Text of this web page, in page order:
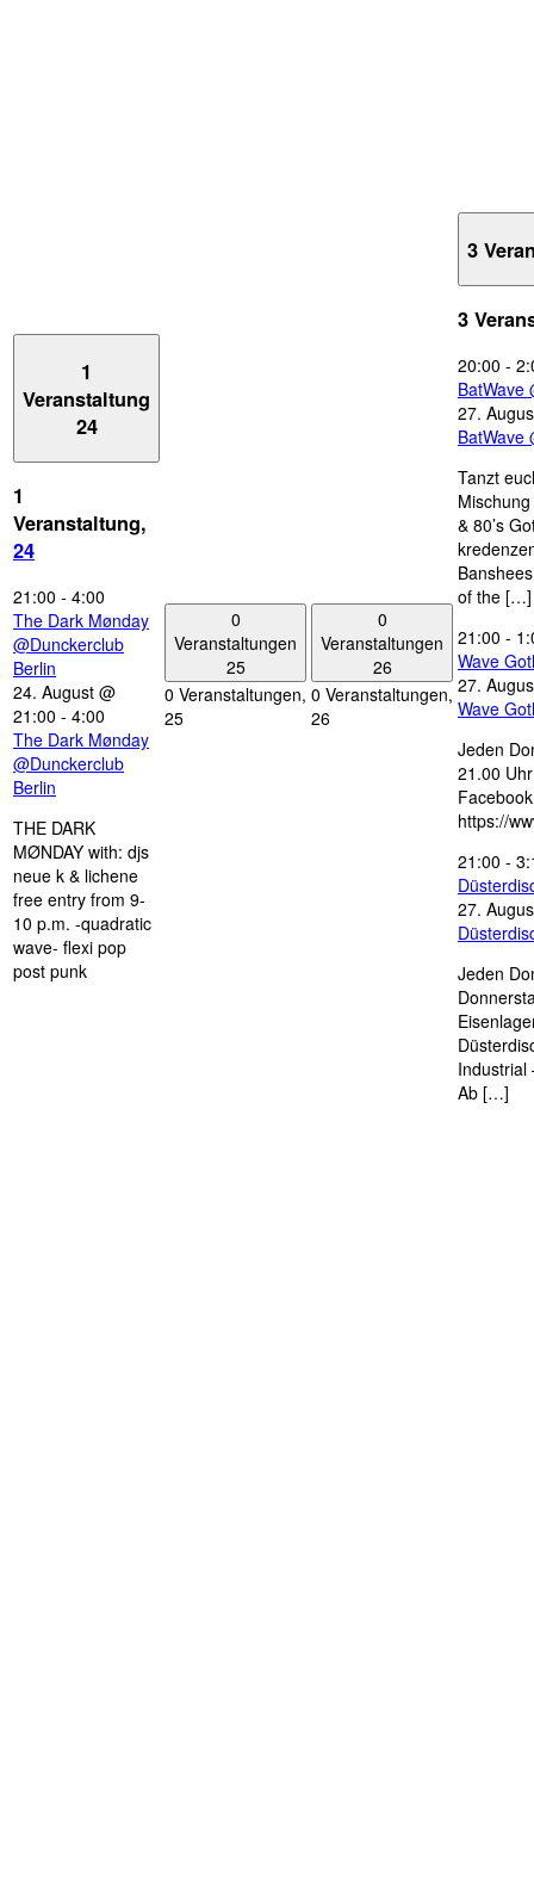
1
Veranstaltung
24
1
Veranstaltung,
24
21:00 - 4:00
The Dark Mønday
@Dunckerclub
Berlin
24. August @
21:00 - 4:00
The Dark Mønday
@Dunckerclub
Berlin
THE DARK
MØNDAY with: djs
neue k & lichene
free entry from 9-
10 p.m. -quadratic
wave- flexi pop
post punk
0
Veranstaltungen
25
0 Veranstaltungen,
25
0
Veranstaltungen
26
0 Veranstaltungen,
26
3
3
20:00 -
BatWave
27.
BatWave
Tanzt
& 80’s
of the […]
21:00 -
Wave
27.
Wave
Jeden
21.00
https://
21:00 -
27.
Jeden
Industrial
Ab […]